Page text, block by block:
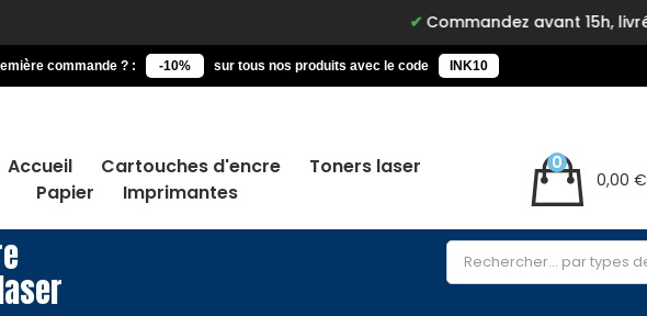
Commandez avant 15h, livré demain.
commande ? : -10% sur tous nos produits avec le code INK10
Accueil Cartouches d'encre
Toners laser
Papier
Imprimantes
0,00 €
0